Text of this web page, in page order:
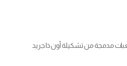
مدمجة من تشكيلة أون ذا جريد